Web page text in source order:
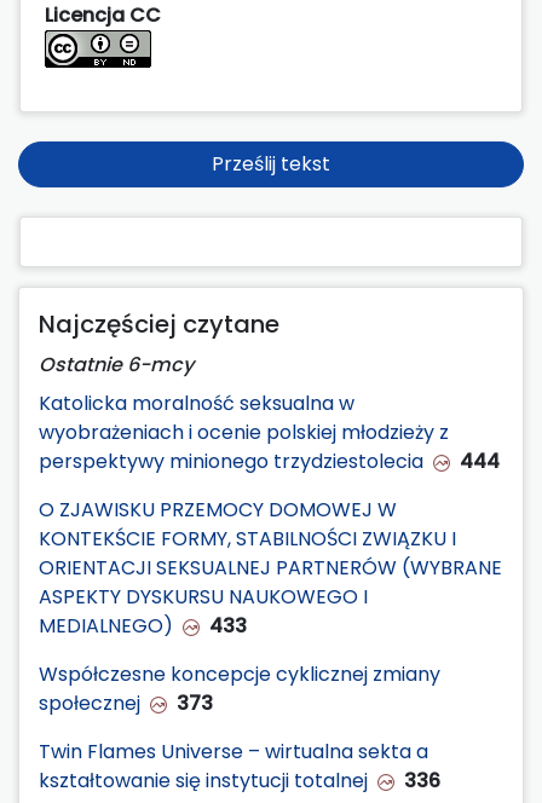
Licencja CC
Prześlij tekst
Najczęściej czytane
Ostatnie 6-mcy
Katolicka moralność seksualna w
wyobrażeniach i ocenie polskiej młodzieży z
perspektywy minionego trzydziestolecia
444
O ZJAWISKU PRZEMOCY DOMOWEJ W
KONTEKŚCIE FORMY, STABILNOŚCI ZWIĄZKU I
ORIENTACJI SEKSUALNEJ PARTNERÓW (WYBRANE
ASPEKTY DYSKURSU NAUKOWEGO I
MEDIALNEGO)
433
Współczesne koncepcje cyklicznej zmiany
społecznej
373
Twin Flames Universe – wirtualna sekta a
kształtowanie się instytucji totalnej
336